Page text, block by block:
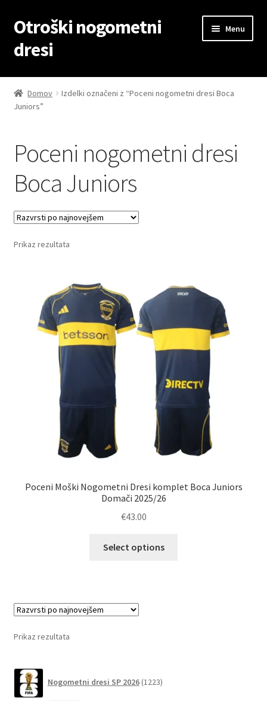
Skip
to
navigation
Skip
to
content
Otroški nogometni
dresi
Menu
Domov
Blog
Domov
Izdelki označeni z “Poceni nogometni dresi Boca
Juniors”
Poceni nogometni dresi
Boca Juniors
Prikaz rezultata
Poceni Moški Nogometni Dresi komplet Boca Juniors
Domači 2025/26
€43.00
Select options
Prikaz rezultata
Nogometni dresi SP 2026 1223izdelkov